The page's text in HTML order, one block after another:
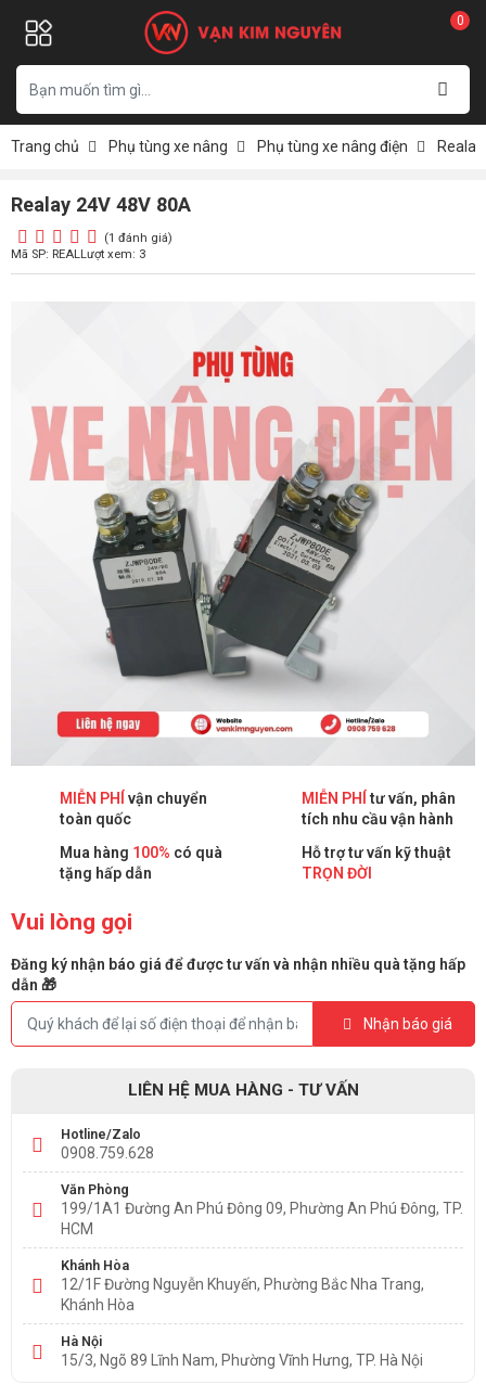
0
Trang chủ Phụ tùng xe nâng Phụ tùng xe nâng điện
Realay 24V 48V 80A
(1 đánh giá)
Mã SP: REALLượt xem: 3
MIỄN PHÍ vận chuyển
toàn quốc
MIỄN PHÍ tư vấn, phân
tích nhu cầu vận hành
Mua hàng 100% có quà
tặng hấp dẫn
Hỗ trợ tư vấn kỹ thuật
TRỌN ĐỜI
Vui lòng gọi
Đăng ký nhận báo giá để được tư vấn và nhận nhiều quà tặng hấp
dẫn 🎁
Nhận báo giá
LIÊN HỆ MUA HÀNG - TƯ VẤN
Hotline/Zalo
0908.759.628
Văn Phòng
199/1A1 Đường An Phú Đông 09, Phường An Phú Đông, TP.
HCM
Khánh Hòa
12/1F Đường Nguyễn Khuyến, Phường Bắc Nha Trang,
Khánh Hòa
Hà Nội
15/3, Ngõ 89 Lĩnh Nam, Phường Vĩnh Hưng, TP. Hà Nội